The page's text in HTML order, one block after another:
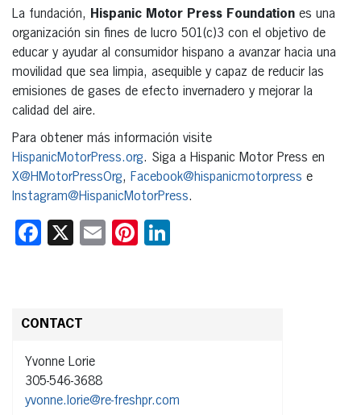
La fundación, Hispanic Motor Press Foundation es una
organización sin fines de lucro 501(c)3 con el objetivo de
educar y ayudar al consumidor hispano a avanzar hacia una
movilidad que sea limpia, asequible y capaz de reducir las
emisiones de gases de efecto invernadero y mejorar la
calidad del aire.
Para obtener más información visite
HispanicMotorPress.org. Siga a Hispanic Motor Press en
X@HMotorPressOrg, Facebook@hispanicmotorpress e
Instagram@HispanicMotorPress.
Facebook
X EmailPinterest
CONTACT
Yvonne Lorie
305-546-3688
yvonne.lorie@re-freshpr.com